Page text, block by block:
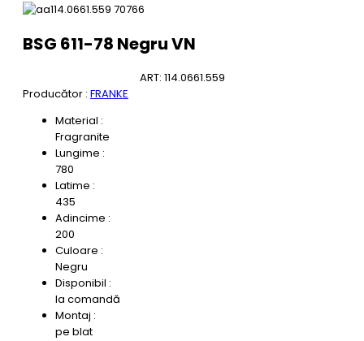
BSG 611-78 Negru VN
ART: 114.0661.559
Producător : FRANKE
Material :
Fragranite
Lungime :
780
Latime :
435
Adincime :
200
Culoare :
Negru
Disponibil :
la comandă
Montaj :
pe blat